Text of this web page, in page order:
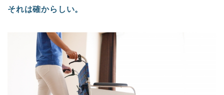
それは確からしい。